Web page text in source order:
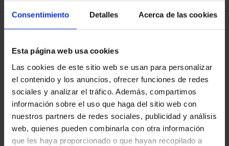
Consentimiento Detalles Acerca de las cookies
Esta página web usa cookies
Las cookies de este sitio web se usan para personalizar
el contenido y los anuncios, ofrecer funciones de redes
sociales y analizar el tráfico. Además, compartimos
información sobre el uso que haga del sitio web con
nuestros partners de redes sociales, publicidad y análisis
web, quienes pueden combinarla con otra información
que les haya proporcionado o que hayan recopilado a
1 Productos encontrados